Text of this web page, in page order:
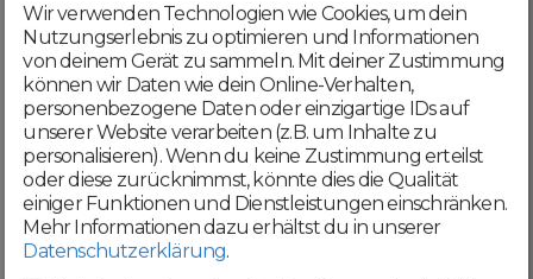
Mit deiner Registrierung bestätigst du,
dass du dieAGBund
Datenschutzerklärung akzeptierst
Weiter
Wir verwenden Technologien wie Cookies, um dein
Nutzungserlebnis zu optimieren und Informationen
von deinem Gerät zu sammeln. Mit deiner Zustimmung
können wir Daten wie dein Online-Verhalten,
personenbezogene Daten oder einzigartige IDs auf
unserer Website verarbeiten (z.B. um Inhalte zu
personalisieren). Wenn du keine Zustimmung erteilst
oder diese zurücknimmst, könnte dies die Qualität
einiger Funktionen und Dienstleistungen einschränken.
Mehr Informationen dazu erhältst du in unserer
Datenschutzerklärung.